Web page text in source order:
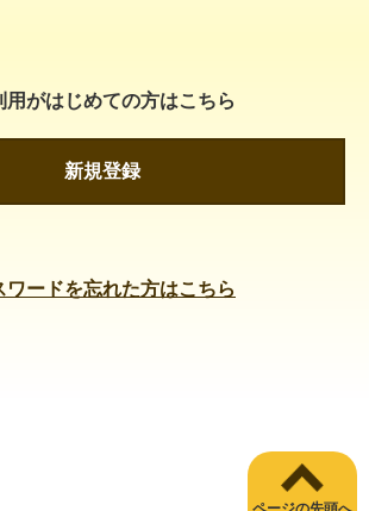
用がはじめての方はこちら
新規登録
ワードを忘れた方はこちら